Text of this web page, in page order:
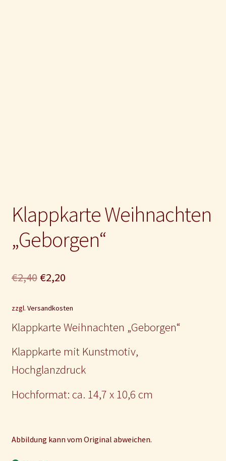
Klappkarte Weihnachten
„Geborgen“
€2,40 Ursprünglicher
war:
€2,40
€2,20Aktueller
ist:
€2,20.
zzgl. Versandkosten
Klappkarte Weihnachten „Geborgen“
Klappkarte mit Kunstmotiv,
Hochglanzdruck
Hochformat: ca. 14,7 x 10,6 cm
Abbildung kann vom Original abweichen.